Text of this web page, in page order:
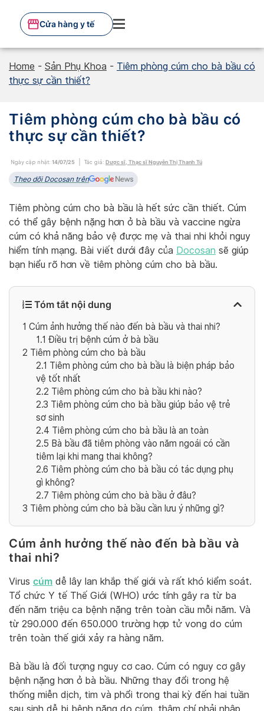
content
Cửa hàng y tế
Home - Sản Phụ Khoa - Tiêm phòng cúm cho bà bầu có
thực sự cần thiết?
Tiêm phòng cúm cho bà bầu có
thực sự cần thiết?
Ngày cập nhật: 14/07/25 Tác giả: Dược sĩ, Thạc sĩ Nguyễn Thị Thanh Tú
Theo dõi Docosan trên
Tiêm phòng cúm cho bà bầu là hết sức cần thiết. Cúm
có thể gây bệnh nặng hơn ở bà bầu và vaccine ngừa
cúm có khả năng bảo vệ được mẹ và thai nhi khỏi nguy
hiểm tính mạng. Bài viết dưới đây của Docosan sẽ giúp
bạn hiểu rõ hơn về tiêm phòng cúm cho bà bầu.
Tóm tắt nội dung
1 Cúm ảnh hưởng thế nào đến bà bầu và thai nhi?
1.1 Điều trị bệnh cúm ở bà bầu
2 Tiêm phòng cúm cho bà bầu
2.1 Tiêm phòng cúm cho bà bầu là biện pháp bảo
vệ tốt nhất
2.2 Tiêm phòng cúm cho bà bầu khi nào?
2.3 Tiêm phòng cúm cho bà bầu giúp bảo vệ trẻ
sơ sinh
2.4 Tiêm phòng cúm cho bà bầu là an toàn
2.5 Bà bầu đã tiêm phòng vào năm ngoái có cần
tiêm lại khi mang thai không?
2.6 Tiêm phòng cúm cho bà bầu có tác dụng phụ
gì không?
2.7 Tiêm phòng cúm cho bà bầu ở đâu?
3 Tiêm phòng cúm cho bà bầu cần lưu ý những gì?
Cúm ảnh hưởng thế nào đến bà bầu và
thai nhi?
Virus cúm dễ lây lan khắp thế giới và rất khó kiểm soát.
Tổ chức Y tế Thế Giới (WHO) ước tính gây ra từ ba
đến năm triệu ca bệnh nặng trên toàn cầu mỗi năm. Và
từ 290.000 đến 650.000 trường hợp tử vong do cúm
trên toàn thế giới xảy ra hàng năm.
Bà bầu là đối tượng nguy cơ cao. Cúm có nguy cơ gây
bệnh nặng hơn ở bà bầu. Những thay đổi trong hệ
thống miễn dịch, tim và phổi trong thai kỳ đến hai tuần